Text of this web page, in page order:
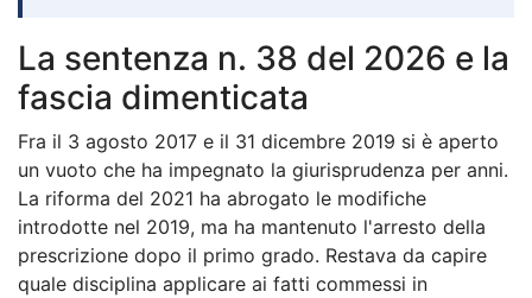
La sentenza n. 38 del 2026 e la
fascia dimenticata
Fra il 3 agosto 2017 e il 31 dicembre 2019 si è aperto
un vuoto che ha impegnato la giurisprudenza per anni.
La riforma del 2021 ha abrogato le modifiche
introdotte nel 2019, ma ha mantenuto l'arresto della
prescrizione dopo il primo grado. Restava da capire
quale disciplina applicare ai fatti commessi in